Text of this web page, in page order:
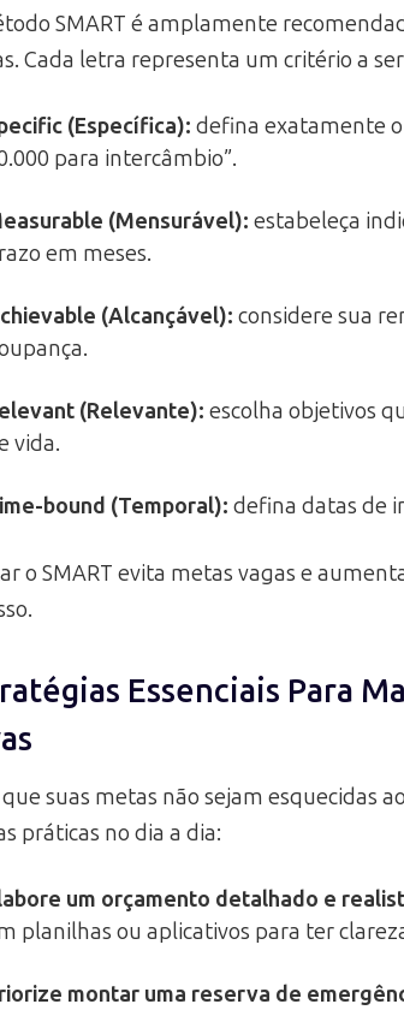
SMART é amplamente
Cada letra representa um critério a
(Específica): defina exatamente
para intercâmbio”.
(Mensurável): estabeleça
em meses.
(Alcançável): considere sua
(Relevante): escolha objetivos
vida.
bound (Temporal): defina datas de
o SMART evita metas vagas e
Essenciais Para
suas metas não sejam esquecidas
práticas no dia a dia:
um orçamento detalhado e
planilhas ou aplicativos para ter
montar uma reserva de